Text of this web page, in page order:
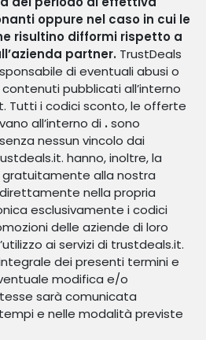
oppure nel caso in cui le
risultino difformi rispetto a
partner. TrustDeals
di eventuali abusi o
pubblicati all’interno
Tutti i codici sconto, le offerte
all’interno di . sono
nessun vincolo dai
hanno, inoltre, la
gratuitamente alla nostra
direttamente nella propria
esclusivamente i codici
delle aziende di loro
ai servizi di trustdeals.it.
dei presenti termini e
modifica e/o
sarà comunicata
e nelle modalità previste